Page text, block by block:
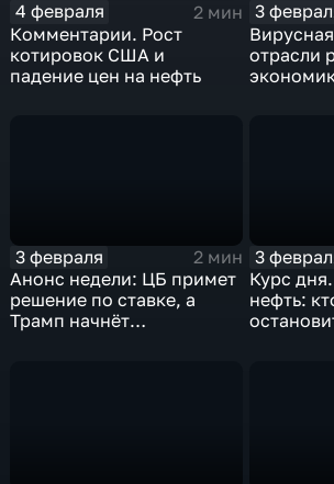
4 февраля
2 мин
Комментарии. Рост
котировок США и
падение цен на нефть
3
отрасли
3 февраля
2 мин
Анонс недели: ЦБ примет
решение по ставке, а
Трамп начнёт
3
Курс
нефть: